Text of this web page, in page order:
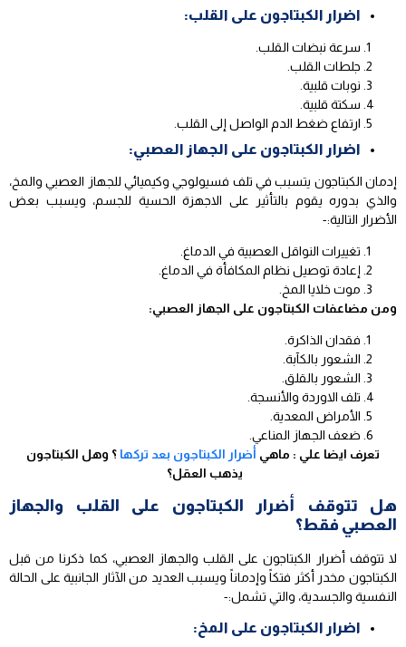
اضرار الكبتاجون على القلب:
سرعة نبضات القلب.
جلطات القلب.
نوبات قلبية.
سكتة قلبية.
ارتفاع ضغط الدم الواصل إلى القلب.
اضرار الكبتاجون على الجهاز العصبي:
إدمان الكبتاجون يتسبب في تلف فسيولوجي وكيميائي للجهاز العصبي والمخ،
والذي بدوره يقوم بالتأثير على الاجهزة الحسية للجسم، ويسبب بعض
الأضرار التالية:-
تغييرات النواقل العصبية في الدماغ.
إعادة توصيل نظام المكافأة في الدماغ.
موت خلايا المخ.
ومن مضاعفات الكبتاجون على الجهاز العصبي:
فقدان الذاكرة.
الشعور بالكآبة.
الشعور بالقلق.
تلف الاوردة والأنسجة.
الأمراض المعدية.
ضعف الجهاز المناعي.
تعرف ايضا علي : ماهي أضرار الكبتاجون بعد تركها ؟ وهل الكبتاجون
يذهب العقل؟
هل تتوقف أضرار الكبتاجون على القلب والجهاز
العصبي فقط؟
لا تتوقف أضرار الكبتاجون على القلب والجهاز العصبي، كما ذكرنا من قبل
الكبتاجون مخدر أكثر فتكاً وإدماناً ويسبب العديد من الآثار الجانبية على الحالة
النفسية والجسدية، والتي تشمل:-
اضرار الكبتاجون على المخ: